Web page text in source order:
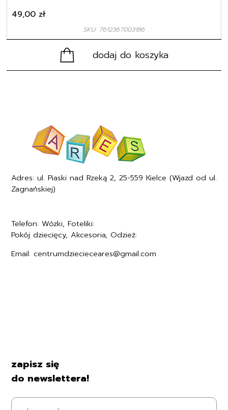
SKU: 7612367003186
49,00 zł
dodaj do koszyka
Adres: ul. Piaski nad Rzeką 2, 25-559 Kielce (Wjazd od ul.
Zagnańskiej)
Telefon: Wózki, Foteliki:
Pokój dziecięcy, Akcesoria, Odzież:
Email: centrumdziecieceares@gmail.com
zapisz się
do newslettera!